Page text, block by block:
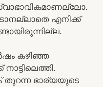
എനിക്ക്
കഴിഞ്ഞ
തുറന്ന ഭാര്യയുടെ